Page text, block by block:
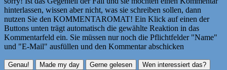
hinterlassen, wissen aber nicht, was sie schreiben sollen, dann
nutzen Sie den KOMMENTAROMAT! Ein Klick auf einen der
Buttons unten trägt automatisch die gewählte Reaktion in das
Kommentarfeld ein. Sie müssen nur noch die Pflichtfelder "Name"
und "E-Mail" ausfüllen und den Kommentar abschicken